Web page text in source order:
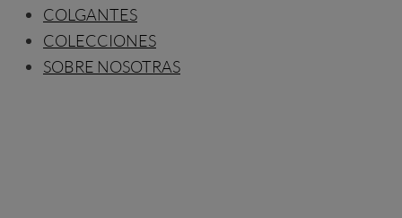
COLGANTES
COLECCIONES
SOBRE NOSOTRAS